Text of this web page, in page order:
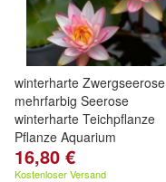
winterharte Zwergseerose
mehrfarbig Seerose
winterharte Teichpflanze
Pflanze Aquarium
16,80 €
Kostenloser Versand